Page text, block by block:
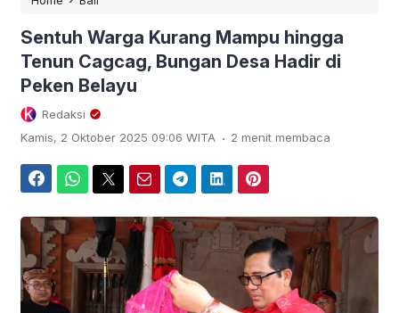
Sentuh Warga Kurang Mampu hingga
Tenun Cagcag, Bungan Desa Hadir di
Peken Belayu
Redaksi
Kamis, 2 Oktober 2025 09:06 WITA . 2 menit membaca